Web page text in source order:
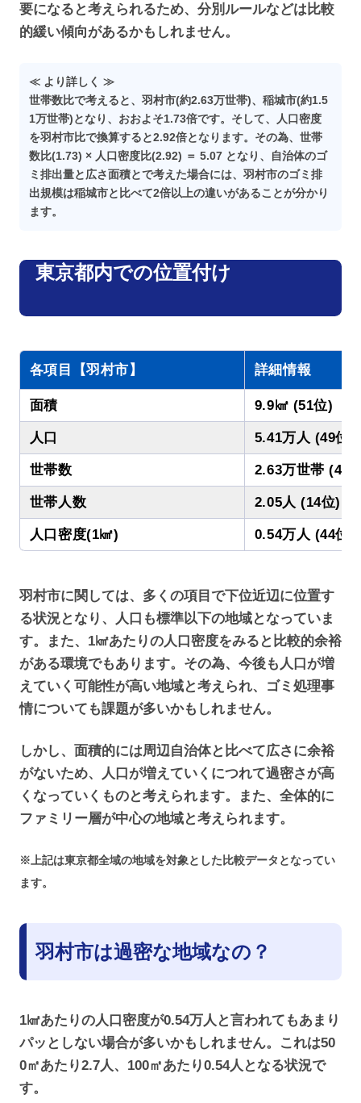
要になると考えられるため、分別ルールなどは比較
的緩い傾向があるかもしれません。
≪ より詳しく ≫
世帯数比で考えると、羽村市(約2.63万世帯)、稲城市(約1.5
1万世帯)となり、おおよそ1.73倍です。そして、人口密度
を羽村市比で換算すると2.92倍となります。その為、世帯
数比(1.73) × 人口密度比(2.92) ＝ 5.07 となり、自治体のゴ
ミ排出量と広さ面積とで考えた場合には、羽村市のゴミ排
出規模は稲城市と比べて2倍以上の違いがあることが分かり
ます。
東京都内での位置付け
各項目【羽村市】 詳細情報
面積 9.9㎢ (51位)
人口 5.41万人 (49位)
世帯数 2.63万世帯 (49
世帯人数 2.05人 (14位)
人口密度(1㎢) 0.54万人 (44位)
羽村市に関しては、多くの項目で下位近辺に位置す
る状況となり、人口も標準以下の地域となっていま
す。また、1㎢あたりの人口密度をみると比較的余裕
がある環境でもあります。その為、今後も人口が増
えていく可能性が高い地域と考えられ、ゴミ処理事
情についても課題が多いかもしれません。
しかし、面積的には周辺自治体と比べて広さに余裕
がないため、人口が増えていくにつれて過密さが高
くなっていくものと考えられます。また、全体的に
ファミリー層が中心の地域と考えられます。
※上記は東京都全域の地域を対象とした比較データとなってい
ます。
羽村市は過密な地域なの？
1㎢あたりの人口密度が0.54万人と言われてもあまり
パッとしない場合が多いかもしれません。これは50
0㎡あたり2.7人、100㎡あたり0.54人となる状況で
す。